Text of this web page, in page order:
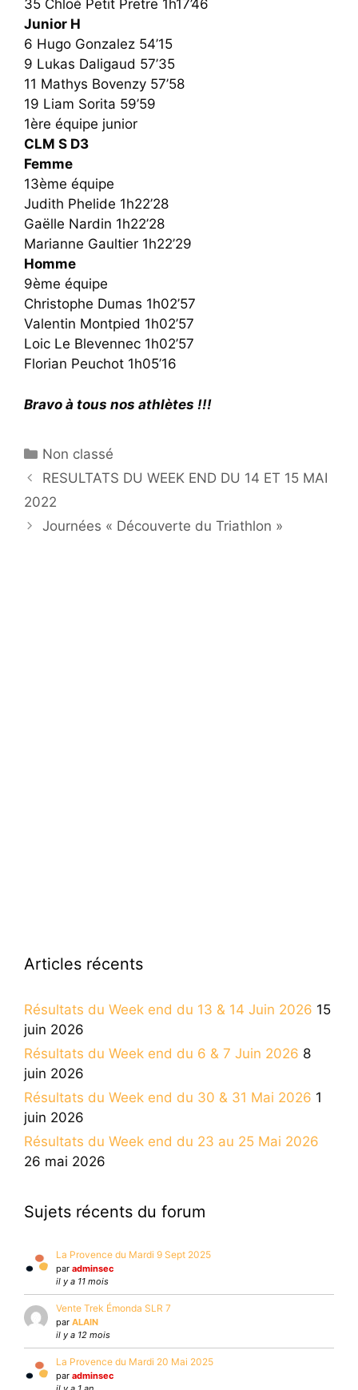
35 Chloé Petit Pretre 1h17’46
Junior H
6 Hugo Gonzalez 54’15
9 Lukas Daligaud 57’35
11 Mathys Bovenzy 57’58
19 Liam Sorita 59’59
1ère équipe junior
CLM S D3
Femme
13ème équipe
Judith Phelide 1h22’28
Gaëlle Nardin 1h22’28
Marianne Gaultier 1h22’29
Homme
9ème équipe
Christophe Dumas 1h02’57
Valentin Montpied 1h02’57
Loic Le Blevennec 1h02’57
Florian Peuchot 1h05’16
Bravo à tous nos athlètes !!!
Catégories
Non classé
RESULTATS DU WEEK END DU 14 ET 15 MAI
2022
Journées « Découverte du Triathlon »
Articles récents
Résultats du Week end du 13 & 14 Juin 2026 15
juin 2026
Résultats du Week end du 6 & 7 Juin 2026 8
juin 2026
Résultats du Week end du 30 & 31 Mai 2026 1
juin 2026
Résultats du Week end du 23 au 25 Mai 2026
26 mai 2026
Sujets récents du forum
La Provence du Mardi 9 Sept 2025
par adminsec
il y a 11 mois
Vente Trek Émonda SLR 7
par ALAIN
il y a 12 mois
La Provence du Mardi 20 Mai 2025
par adminsec